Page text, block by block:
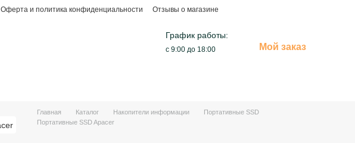
Оферта и политика конфиденциальности Отзывы о магазине
График работы:
с 9:00 до 18:00 Мой заказ
Главная Каталог Накопители информации
Портативные SSD
Портативные SSD Apacer